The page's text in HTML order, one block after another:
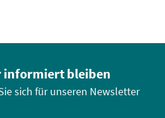
informiert bleiben
sich für unseren Newsletter